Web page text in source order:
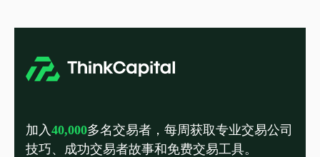
加入40,000多名交易者，每周获取专业交易公司
技巧、成功交易者故事和免费交易工具。